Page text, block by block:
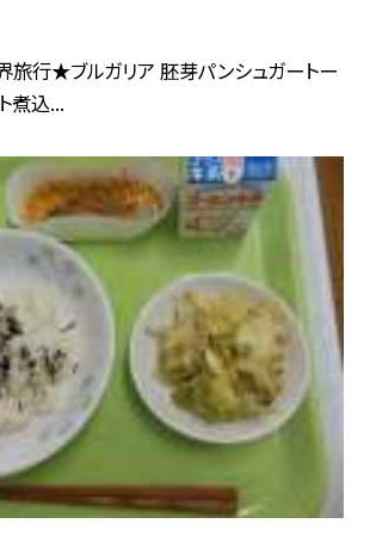
旅行★ブルガリア 胚芽パンシュガートー
煮込...